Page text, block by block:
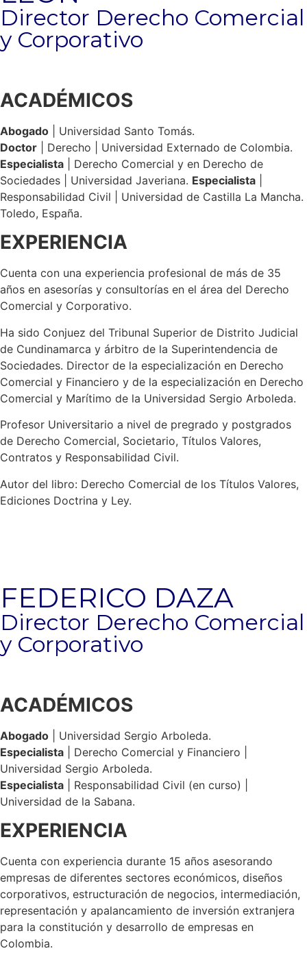
Director Derecho Comercial
y Corporativo
ACADÉMICOS
Abogado | Universidad Santo Tomás.
Doctor | Derecho | Universidad Externado de Colombia.
Especialista | Derecho Comercial y en Derecho de
Sociedades | Universidad Javeriana. Especialista
Responsabilidad Civil | Universidad de Castilla La Mancha.
Toledo, España.
EXPERIENCIA
Cuenta con una experiencia profesional de más de 35
años en asesorías y consultorías en el área del Derecho
Comercial y Corporativo.
Ha sido Conjuez del Tribunal Superior de Distrito Judicial
de Cundinamarca y árbitro de la Superintendencia de
Sociedades. Director de la especialización en Derecho
Comercial y Financiero y de la especialización en Derecho
Comercial y Marítimo de la Universidad Sergio Arboleda.
Profesor Universitario a nivel de pregrado y postgrados
de Derecho Comercial, Societario, Títulos Valores,
Contratos y Responsabilidad Civil.
Autor del libro: Derecho Comercial de los Títulos Valores,
Ediciones Doctrina y Ley.
FEDERICO DAZA
Director Derecho Comercial
y Corporativo
ACADÉMICOS
Abogado | Universidad Sergio Arboleda.
Especialista | Derecho Comercial y Financiero |
Universidad Sergio Arboleda.
Especialista | Responsabilidad Civil (en curso) |
Universidad de la Sabana.
EXPERIENCIA
Cuenta con experiencia durante 15 años asesorando
empresas de diferentes sectores económicos, diseños
corporativos, estructuración de negocios, intermediación,
representación y apalancamiento de inversión extranjera
para la constitución y desarrollo de empresas en
Colombia.